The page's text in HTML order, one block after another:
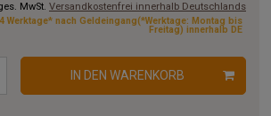
MwSt. Versandkostenfrei innerhalb Deutschlands
Werktage* nach Geldeingang(*Werktage: Montag bis
Freitag) innerhalb DE
IN DEN WARENKORB